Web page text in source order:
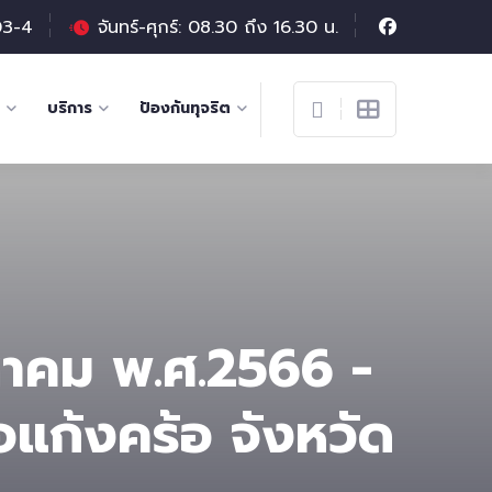
4 จันทร์-ศุกร์: 08.30 ถึง 16.30 น.
บริการ ป้องกันทุจริต
คม พ.ศ.2566 -
แก้งคร้อ จังหวัด